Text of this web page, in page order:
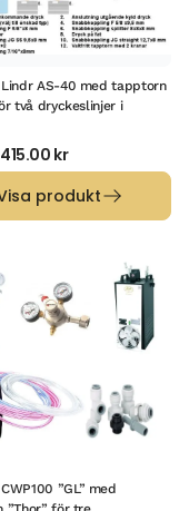
AS-40 med tapptorn
två dryckeslinjer i
kr
produkt
”GL” med